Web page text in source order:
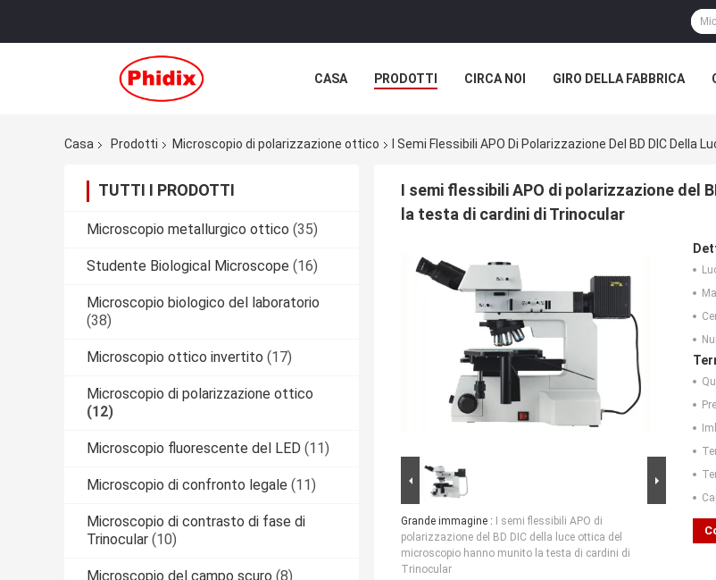
CASA PRODOTTI CIRCA NOI GIRO DELLA FABBRICA
Casa Prodotti Microscopio di polarizzazione ottico I Semi Flessibili APO Di Polarizzazione Del BD DIC
TUTTI I PRODOTTI
Microscopio metallurgico ottico (35)
Studente Biological Microscope (16)
Microscopio biologico del laboratorio
(38)
Microscopio ottico invertito (17)
Microscopio di polarizzazione ottico
(12)
Microscopio fluorescente del LED (11)
Microscopio di confronto legale (11)
Microscopio di contrasto di fase di
Trinocular (10)
Microscopio del campo scuro (8)
I semi flessibili APO di polarizzazione del
la testa di cardini di Trinocular
Grande immagine :
I semi flessibili APO di
polarizzazione del BD DIC della luce ottica del
microscopio hanno munito la testa di cardini di
Trinocular